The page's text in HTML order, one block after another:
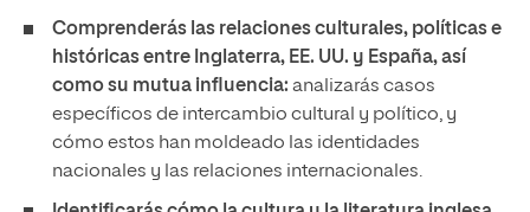
Comprenderás las relaciones culturales, políticas e
históricas entre Inglaterra, EE. UU. y España, así
como su mutua influencia: analizarás casos
específicos de intercambio cultural y político, y
cómo estos han moldeado las identidades
nacionales y las relaciones internacionales.